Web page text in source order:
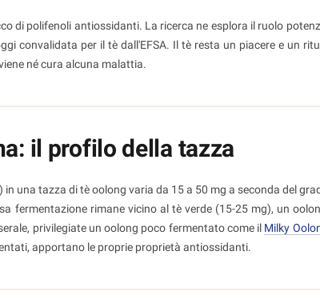
di polifenoli antiossidanti. La ricerca ne esplora il ruolo
convalidata per il tè dall'EFSA. Il tè resta un piacere e un
né cura alcuna malattia.
il profilo della tazza
in una tazza di tè oolong varia da 15 a 50 mg a seconda del
fermentazione rimane vicino al tè verde (15-25 mg), un
privilegiate un oolong poco fermentato come il Milky
apportano le proprie proprietà antiossidanti.